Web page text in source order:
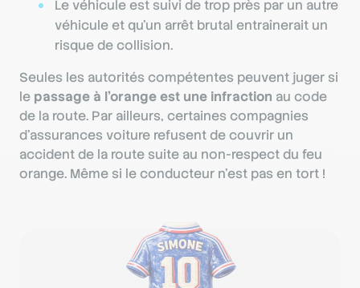
Le véhicule est suivi de trop près par un autre
véhicule et qu’un arrêt brutal entraînerait un
risque de collision.
Seules les autorités compétentes peuvent juger si
le passage à l’orange est une infraction au code
de la route. Par ailleurs, certaines compagnies
d’assurances voiture refusent de couvrir un
accident de la route suite au non-respect du feu
orange. Même si le conducteur n’est pas en tort !